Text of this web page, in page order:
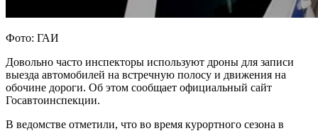
Фото: ГАИ
Довольно часто инспекторы используют дроны для записи
выезда автомобилей на встречную полосу и движения на
обочине дороги. Об этом сообщает официальный сайт
Госавтоинспекции.
В ведомстве отметили, что во время курортного сезона в